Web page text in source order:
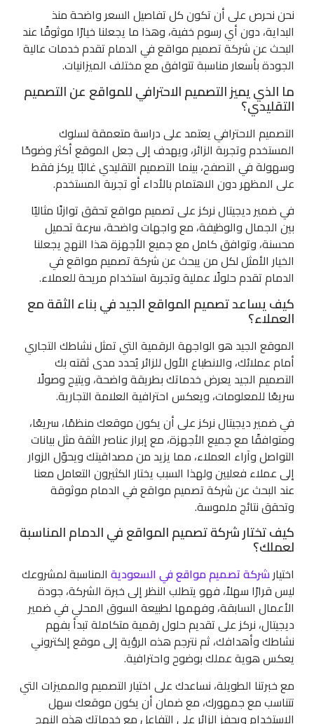
نحن نحرص على أن تكون كل تفاصيل السعر واضحة منذ
البداية، دون أي رسوم خفية، وهذا ما يجعلنا خيارًا موثوقًا عند
البحث عن شركة تصميم مواقع في الدمام تقدم خدمات عالية
الجودة بأسعار مناسبة تتوافق مع مختلف الميزانيات.
ما الذي يميز التصميم الاحترافي للمواقع عن التصميم
التقليدي؟
التصميم الاحترافي يعتمد على دراسة متعمقة لسلوك
المستخدم وتجربة الزائر، ويهدف إلى جعل الموقع أكثر وضوحًا
وسهولة في التصفح، بينما التصميم التقليدي غالبًا يركز فقط
على المظهر دون الاهتمام بالأداء أو تجربة المستخدم.
في ضمير ديجيتال نركز على تصميم مواقع تحقق توازنًا مثاليًا
بين الجمال والوظيفة، مع واجهات واضحة، سرعة تحميل
محسنة، وتوافق كامل مع جميع الأجهزة هذا النهج يجعلنا
الخيار الأمثل لكل من يبحث عن شركة تصميم مواقع في
الدمام تقدم حلولًا عملية وتجربة استخدام مريحة للعملاء.
كيف يساعد تصميم المواقع الجيد في بناء الثقة مع
العملاء؟
الموقع الجيد هو الواجهة الرقمية التي تمثل نشاطك التجاري
أمام عملائك، والانطباع الأول للزائر يُحدد مدى ثقته بك
التصميم الجيد يعرض خدماتك بطريقة واضحة، ويتيح وصولًا
سريعًا للمعلومات، ويعكس احترافية العلامة التجارية.
في ضمير ديجيتال نركز على أن يكون موقعك منظمًا، سريعًا،
ومتوافقًا مع جميع الأجهزة، مع إبراز عناصر الثقة مثل بيانات
التواصل وآراء العملاء، مما يزيد من مصداقيتك ويحوّل الزوار
إلى عملاء فعليين ولهذا السبب يختار الكثيرون التعامل معنا
عند البحث عن شركة تصميم مواقع في الدمام موثوقة
وتحقق نتائج ملموسة.
كيف تختار شركة تصميم المواقع في الدمام المناسبة
لعملك؟
اختيارشركة تصميم مواقع في السعوديةالمناسبة لمشروعك
ليس قرارًا سهلاً، فهو يتطلب النظر إلى خبرة الشركة، جودة
الأعمال السابقة، وفهمها لطبيعة السوق المحلي في ضمير
ديجيتال، نركز على تقديم حلول رقمية متكاملة تبدأ بفهم
نشاطك وأهدافك، ثم نترجم هذه الرؤية إلى موقع إلكتروني
يعكس هوية عملك بوضوح واحترافية.
مع خبرتنا الطويلة، نساعدك على اختيار التصميم والمميزات التي
تتناسب مع جمهورك، مع ضمان أن يكون موقعك سهل
الاستخدام ويحفز الزائر على التفاعل مع خدماتك هذه النهج